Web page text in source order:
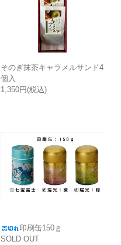
そのぎ抹茶キャラメルサンド4
個入
1,350円(税込)
印刷缶150ｇ
SOLD OUT